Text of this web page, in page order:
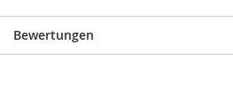
Bewertungen